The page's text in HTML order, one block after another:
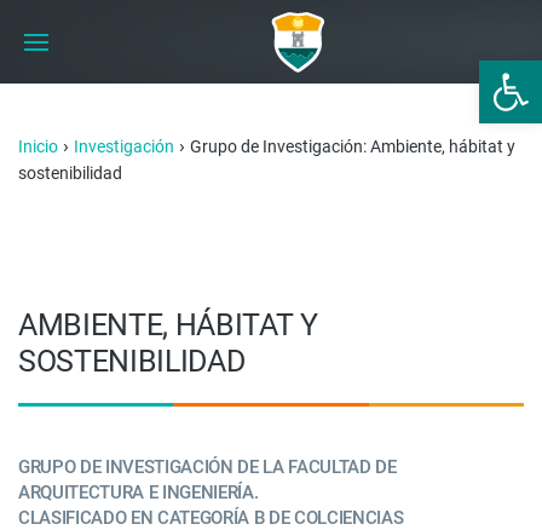
Abrir
Inicio › Investigación › Grupo de Investigación: Ambiente, hábitat y
sostenibilidad
AMBIENTE, HÁBITAT Y
SOSTENIBILIDAD
GRUPO DE INVESTIGACIÓN DE LA FACULTAD DE
ARQUITECTURA E INGENIERÍA.
CLASIFICADO EN CATEGORÍA B DE COLCIENCIAS